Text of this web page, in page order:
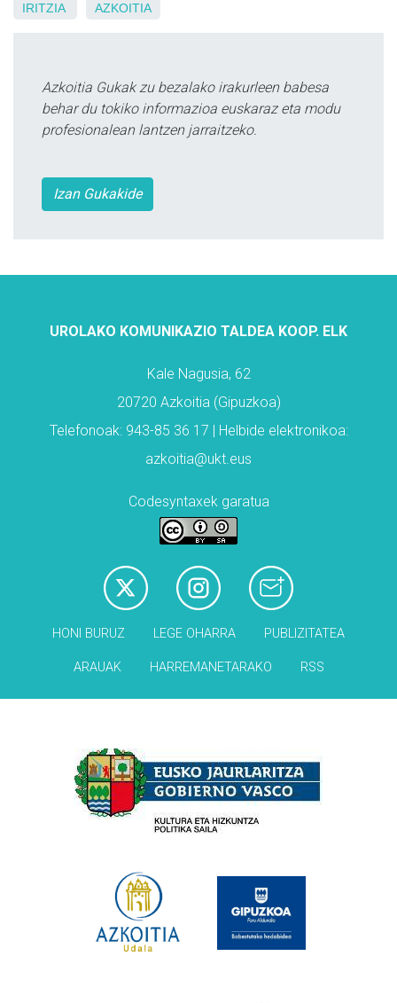
IRITZIA AZKOITIA
Azkoitia Gukak zu bezalako irakurleen babesa
behar du tokiko informazioa euskaraz eta modu
profesionalean lantzen jarraitzeko.
Izan Gukakide
UROLAKO KOMUNIKAZIO TALDEA KOOP. ELK
Kale Nagusia, 62
20720 Azkoitia (Gipuzkoa)
Telefonoak: 943-85 36 17 | Helbide elektronikoa:
azkoitia@ukt.eus
Codesyntaxek garatua
HONI BURUZ LEGE OHARRA PUBLIZITATEA
ARAUAK HARREMANETARAKO RSS